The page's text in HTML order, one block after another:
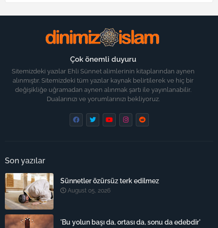
Çok önemli duyuru
Sitemizdeki yazılar Ehli Sünnet alimlerinin kitaplarından aynen
alınmıştır. Sitemizdeki tüm yazılar kaynak belirtilerek ve hiç bir
değişikliğe uğramadan aynen alınmak şartı ile yayınlanabilir.
Dualarınızı ve yorumlarınızı bekliyoruz.
Son yazılar
Sünnetler özürsüz terk edilmez
August 05, 2026
'Bu yolun başı da, ortası da, sonu da edebdir'